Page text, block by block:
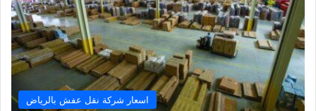
اسعار شركة نقل عفش بالرياض